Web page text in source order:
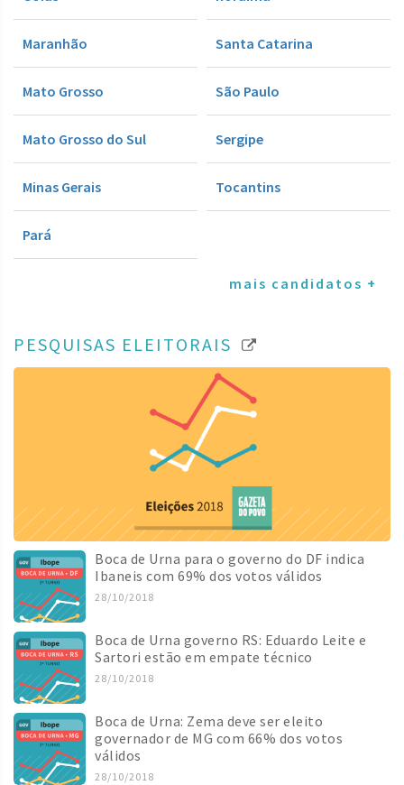
Maranhão
Mato Grosso
Mato Grosso do Sul
Minas Gerais
Pará
Santa Catarina
São Paulo
Sergipe
Tocantins
mais candidatos +
PESQUISAS ELEITORAIS
Boca de Urna para o governo do DF indica
Ibaneis com 69% dos votos válidos
28/10/2018
Boca de Urna governo RS: Eduardo Leite e
Sartori estão em empate técnico
28/10/2018
Boca de Urna: Zema deve ser eleito
governador de MG com 66% dos votos
válidos
28/10/2018